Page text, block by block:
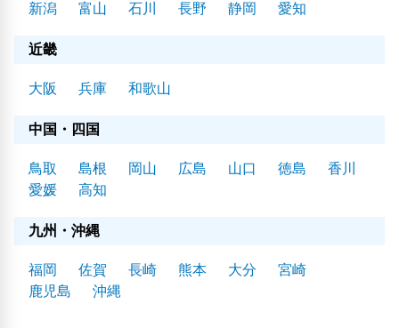
新潟 富山 石川 長野 静岡 愛知
近畿
大阪 兵庫 和歌山
中国・四国
鳥取 島根 岡山 広島 山口 徳島
香川
愛媛
高知
九州・沖縄
福岡 佐賀 長崎 熊本 大分
宮崎
鹿児島
沖縄